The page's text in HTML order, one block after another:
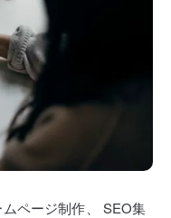
ページ制作、
SEO集